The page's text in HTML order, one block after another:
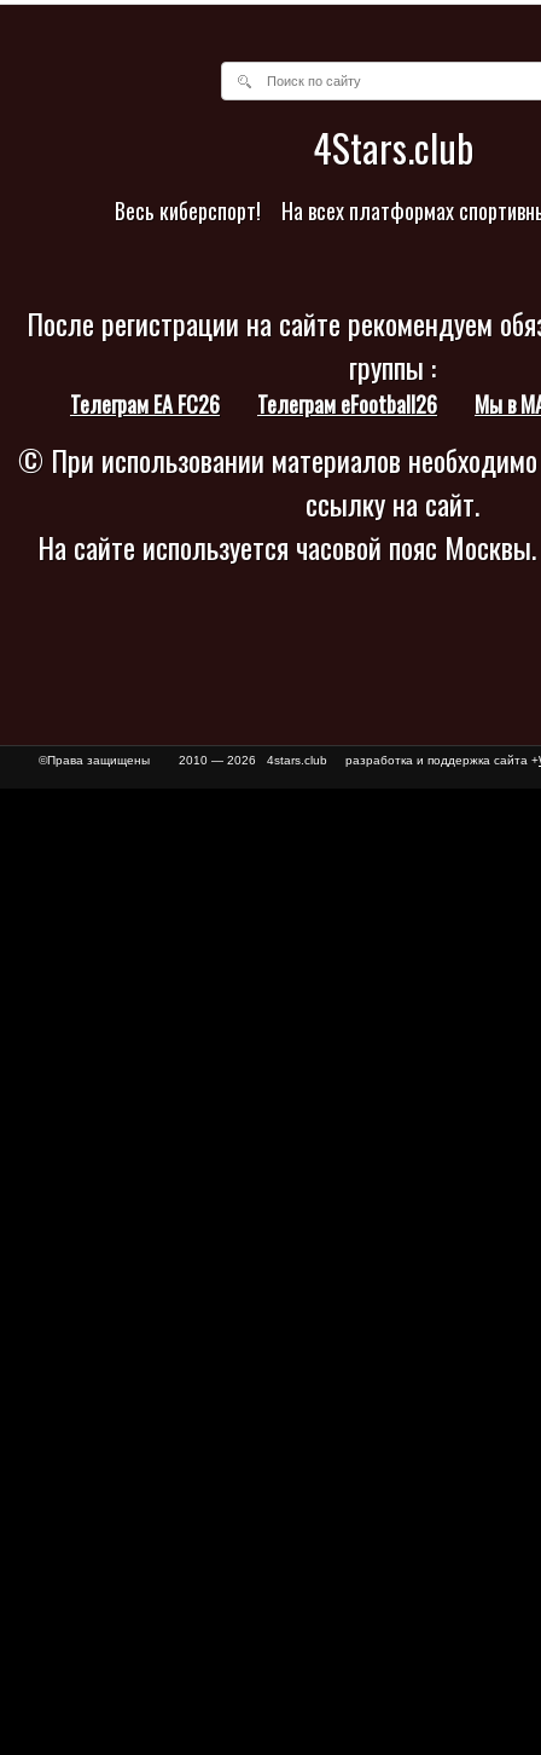
4Stars.club
Весь киберспорт! На всех платформах
После регистрации на сайте рекомендуем
группы :
Телеграм EA FC26 Телеграм eFootball26 Мы в
© При использовании материалов
ссылку на сайт.
На сайте используется часовой пояс
©Права защищены 2010 — 2026 4stars.club разработка и поддержка сайта +